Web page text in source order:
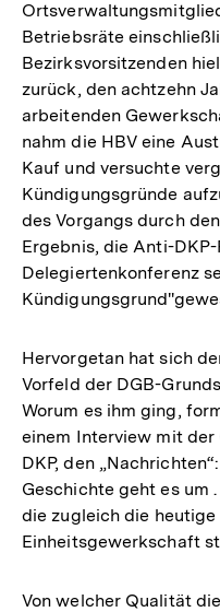
Betriebsräte
Bezirksvorsitzenden
zurück, den achtzehn
arbeitenden
nahm die HBV eine
Kauf und versuchte
Kündigungsgründe
des Vorgangs durch
Ergebnis, die Anti-
Delegiertenkonferenz
Hervorgetan hat sich
Vorfeld der DGB-
Worum es ihm ging,
einem Interview mit
DKP, den
Geschichte geht es um
die zugleich die
Einheitsgewerkschaft
Von welcher Qualität